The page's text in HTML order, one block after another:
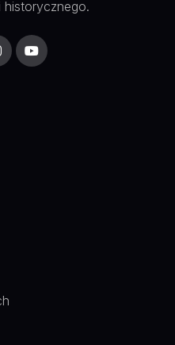
historycznego.